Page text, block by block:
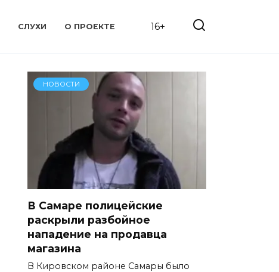
СЛУХИ О ПРОЕКТЕ 16+
НОВОСТИ
В Самаре полицейские
раскрыли разбойное
нападение на продавца
магазина
В Кировском районе Самары было